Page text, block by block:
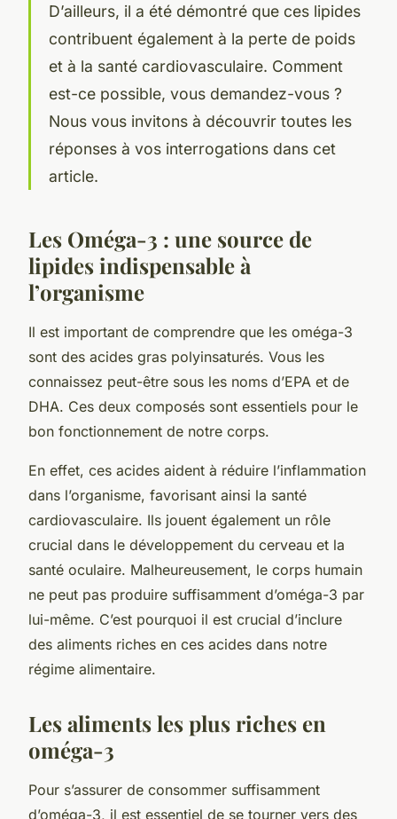
D’ailleurs, il a été démontré que ces lipides
contribuent également à la perte de poids
et à la santé cardiovasculaire. Comment
est-ce possible, vous demandez-vous ?
Nous vous invitons à découvrir toutes les
réponses à vos interrogations dans cet
article.
Les Oméga-3 : une source de
lipides indispensable à
l’organisme
Il est important de comprendre que les oméga-3
sont des acides gras polyinsaturés. Vous les
connaissez peut-être sous les noms d’EPA et de
DHA. Ces deux composés sont essentiels pour le
bon fonctionnement de notre corps.
En effet, ces acides aident à réduire l’inflammation
dans l’organisme, favorisant ainsi la santé
cardiovasculaire. Ils jouent également un rôle
crucial dans le développement du cerveau et la
santé oculaire. Malheureusement, le corps humain
ne peut pas produire suffisamment d’oméga-3 par
lui-même. C’est pourquoi il est crucial d’inclure
des aliments riches en ces acides dans notre
régime alimentaire.
Les aliments les plus riches en
oméga-3
Pour s’assurer de consommer suffisamment
d’oméga-3, il est essentiel de se tourner vers des